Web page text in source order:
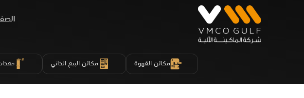
مكائن القهوة مكائن البيع الذاتي